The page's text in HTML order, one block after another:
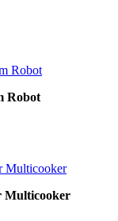
Robot
Multicooker